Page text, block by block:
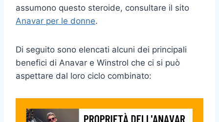
assumono questo steroide, consultare il sito
Anavar per le donne.
Di seguito sono elencati alcuni dei principali
benefici di Anavar e Winstrol che ci si può
aspettare dal loro ciclo combinato: